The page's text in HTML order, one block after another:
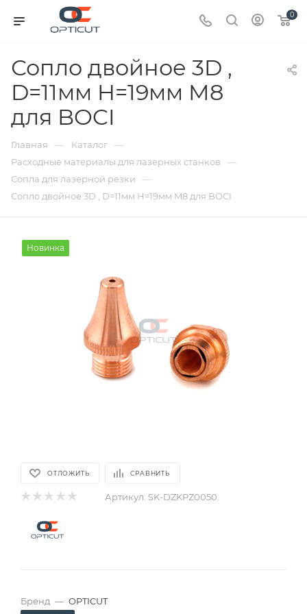
0
Сопло двойное 3D ,
D=11мм H=19мм M8
для BOCI
Главная — Каталог —
Расходные материалы для лазерных станков —
Сопла для лазерной резки —
Сопло двойное 3D , D=11мм H=19мм M8 для BOCI
Новинка
ОТЛОЖИТЬ СРАВНИТЬ
Артикул: SK-DZKPZ0050.
Бренд — OPTICUT